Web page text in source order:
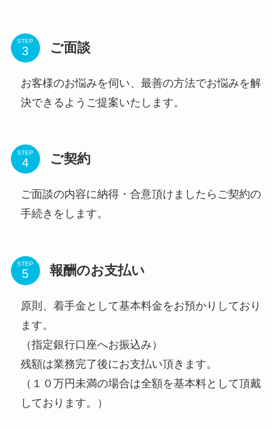
STEP ご面談
お客様のお悩みを伺い、最善の方法でお悩みを解
決できるようご提案いたします。
STEP ご契約
ご面談の内容に納得・合意頂けましたらご契約の
手続きをします。
STEP 報酬のお支払い
原則、着手金として基本料金をお預かりしており
ます。
（指定銀行口座へお振込み）
残額は業務完了後にお支払い頂きます。
（１０万円未満の場合は全額を基本料として頂戴
しております。）